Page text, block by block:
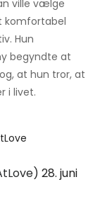
ville vælge
komfortabel
Hun
begyndte at
at hun tror, ​​at
i livet.
28. juni